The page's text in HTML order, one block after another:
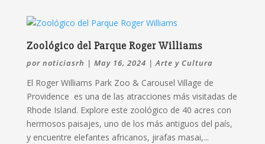
Zoológico del Parque Roger Williams
por noticiasrh | May 16, 2024 |Arte y Cultura
El Roger Williams Park Zoo & Carousel Village de
Providence es una de las atracciones más visitadas de
Rhode Island. Explore este zoológico de 40 acres con
hermosos paisajes, uno de los más antiguos del país,
y encuentre elefantes africanos, jirafas masai,...